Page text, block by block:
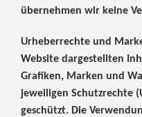
übernehmen wir keine
Urheberrechte und
Website dargestellten
Grafiken, Marken und
jeweiligen Schutzrechte
geschützt. Die